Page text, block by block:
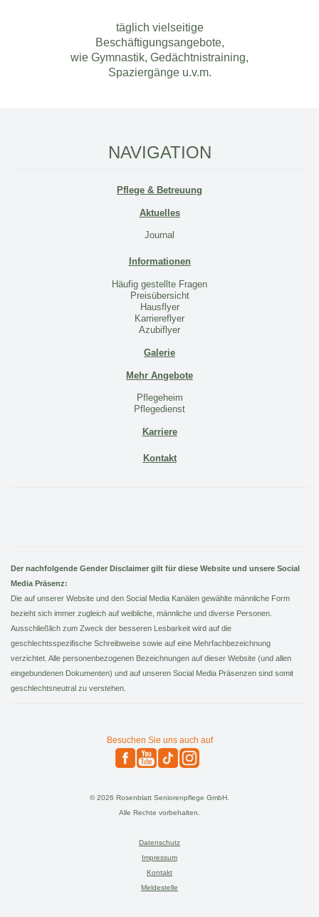
täglich vielseitige
Beschäftigungsangebote,
wie Gymnastik, Gedächtnistraining,
Spaziergänge u.v.m.
NAVIGATION
Pflege & Betreuung
Aktuelles
Journal
Informationen
Häufig gestellte Fragen
Preisübersicht
Hausflyer
Karriereflyer
Azubiflyer
Galerie
Mehr Angebote
Pflegeheim
Pflegedienst
Karriere
Kontakt
Der nachfolgende Gender Disclaimer gilt für diese Website und unsere Social
Media Präsenz:
Die auf unserer Website und den Social Media Kanälen gewählte männliche Form
bezieht sich immer zugleich auf weibliche, männliche und diverse Personen.
Ausschließlich zum Zweck der besseren Lesbarkeit wird auf die
geschlechtsspezifische Schreibweise sowie auf eine Mehrfachbezeichnung
verzichtet. Alle personenbezogenen Bezeichnungen auf dieser Website (und allen
eingebundenen Dokumenten) und auf unseren Social Media Präsenzen sind somit
geschlechtsneutral zu verstehen.
Besuchen Sie uns auch auf
© 2026 Rosenblatt Seniorenpflege GmbH.
Alle Rechte vorbehalten.
Datenschutz
Impressum
Kontakt
Meldestelle